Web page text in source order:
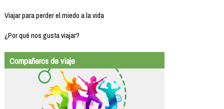
Viajar para perder el miedo a la vida
¿Por qué nos gusta viajar?
Compañeros de viaje